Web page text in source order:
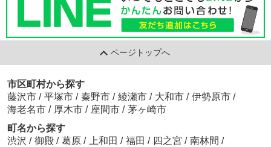
ページトップへ
市区町村から探す
藤沢市 / 平塚市 / 秦野市 / 綾瀬市 / 大和市 / 伊勢原市 /
海老名市 / 厚木市 / 座間市 / 茅ヶ崎市
町名から探す
渋沢 / 御殿 / 葛原 / 上和田 / 福田 / 四之宮 / 南林間 /